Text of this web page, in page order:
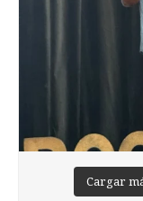
Cargar